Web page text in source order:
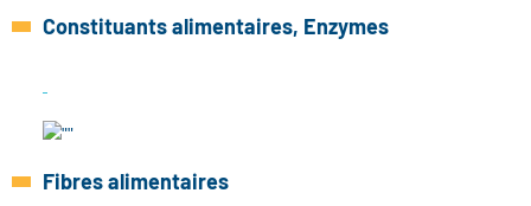
Constituants alimentaires, Enzymes
Fibres alimentaires